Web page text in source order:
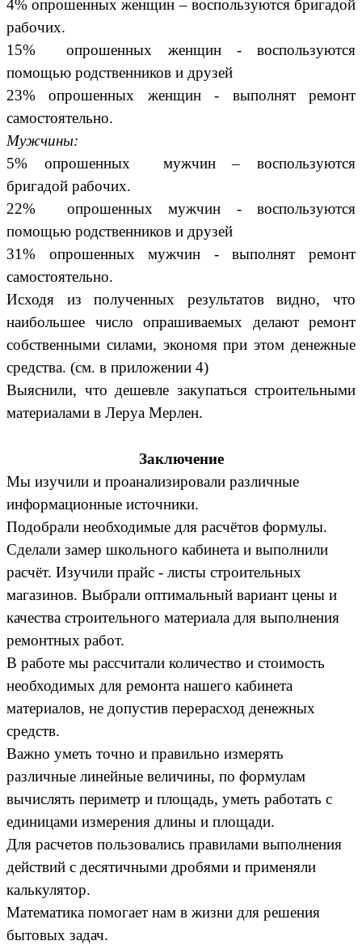
4% опрошенных женщин – воспользуются бригадой
рабочих.
15% опрошенных женщин - воспользуются
помощью родственников и друзей
23% опрошенных женщин - выполнят ремонт
самостоятельно.
Мужчины:
5% опрошенных мужчин – воспользуются
бригадой рабочих.
22% опрошенных мужчин - воспользуются
помощью родственников и друзей
31% опрошенных мужчин - выполнят ремонт
самостоятельно.
Исходя из полученных результатов видно, что
наибольшее число опрашиваемых делают ремонт
собственными силами, экономя при этом денежные
средства. (см. в приложении 4)
Выяснили, что дешевле закупаться строительными
материалами в Леруа Мерлен.
Заключение
Мы изучили и проанализировали различные
информационные источники.
Подобрали необходимые для расчётов формулы.
Сделали замер школьного кабинета и выполнили
расчёт. Изучили прайс - листы строительных
магазинов. Выбрали оптимальный вариант цены и
качества строительного материала для выполнения
ремонтных работ.
В работе мы рассчитали количество и стоимость
необходимых для ремонта нашего кабинета
материалов, не допустив перерасход денежных
средств.
Важно уметь точно и правильно измерять
различные линейные величины, по формулам
вычислять периметр и площадь, уметь работать с
единицами измерения длины и площади.
Для расчетов пользовались правилами выполнения
действий с десятичными дробями и применяли
калькулятор.
Математика помогает нам в жизни для решения
бытовых задач.